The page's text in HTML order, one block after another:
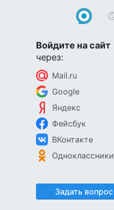
Войдите на сайт
через:
Mail.ru
Google
Яндекс
Фейсбук
ВКонтакте
Одноклассники
Задать вопрос